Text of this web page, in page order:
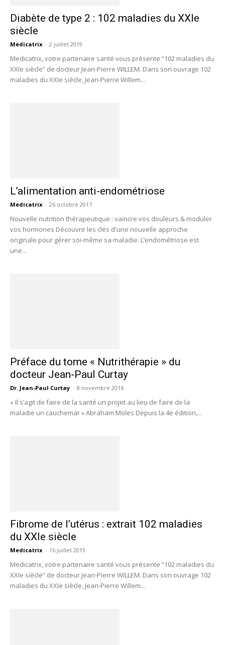
Diabète de type 2 : 102 maladies du XXIe
siècle
Medicatrix - 2 juillet 2019
Medicatrix, votre partenaire santé vous présente “102 maladies du
XXIe siècle” de docteur Jean-Pierre WILLEM. Dans son ouvrage 102
maladies du XXIe siècle, Jean-Pierre Willem...
L’alimentation anti-endométriose
Medicatrix - 26 octobre 2017
Nouvelle nutrition thérapeutique : vaincre vos douleurs & moduler
vos hormones Découvrir les clés d'une nouvelle approche
originale pour gérer soi-même sa maladie. L’endométriose est
une...
Préface du tome « Nutrithérapie » du
docteur Jean-Paul Curtay
Dr. Jean-Paul Curtay - 8 novembre 2016
« Il s’agit de faire de la santé un projet au lieu de faire de la
maladie un cauchemar » Abraham Moles Depuis la 4e édition,...
Fibrome de l’utérus : extrait 102 maladies
du XXIe siècle
Medicatrix - 16 juillet 2019
Medicatrix, votre partenaire santé vous présente “102 maladies du
XXIe siècle” de docteur Jean-Pierre WILLEM. Dans son ouvrage 102
maladies du XXIe siècle, Jean-Pierre Willem...